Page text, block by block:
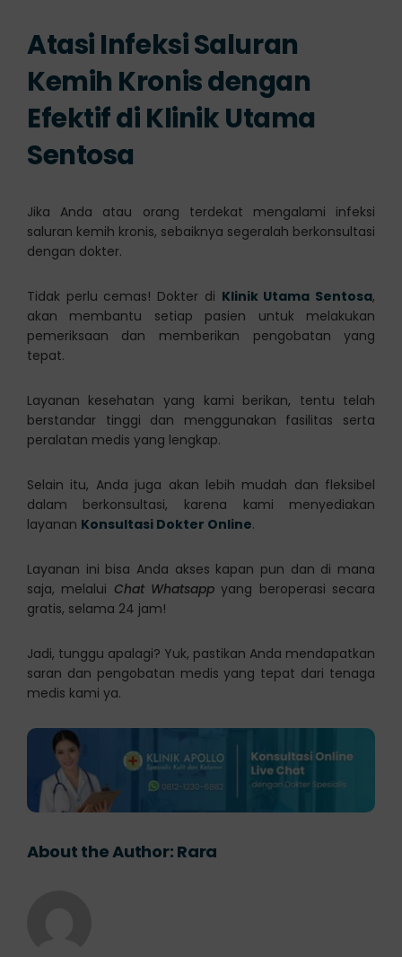
Atasi Infeksi Saluran
Kemih Kronis dengan
Efektif di Klinik Utama
Sentosa
Jika Anda atau orang terdekat mengalami infeksi
saluran kemih kronis, sebaiknya segeralah berkonsultasi
dengan dokter.
Tidak perlu cemas! Dokter di Klinik Utama Sentosa,
akan membantu setiap pasien untuk melakukan
pemeriksaan dan memberikan pengobatan yang
tepat.
Layanan kesehatan yang kami berikan, tentu telah
berstandar tinggi dan menggunakan fasilitas serta
peralatan medis yang lengkap.
Selain itu, Anda juga akan lebih mudah dan fleksibel
dalam berkonsultasi, karena kami menyediakan
layanan Konsultasi Dokter Online.
Layanan ini bisa Anda akses kapan pun dan di mana
saja, melalui Chat Whatsapp yang beroperasi secara
gratis, selama 24 jam!
Jadi, tunggu apalagi? Yuk, pastikan Anda mendapatkan
saran dan pengobatan medis yang tepat dari tenaga
medis kami ya.
About the Author: Rara